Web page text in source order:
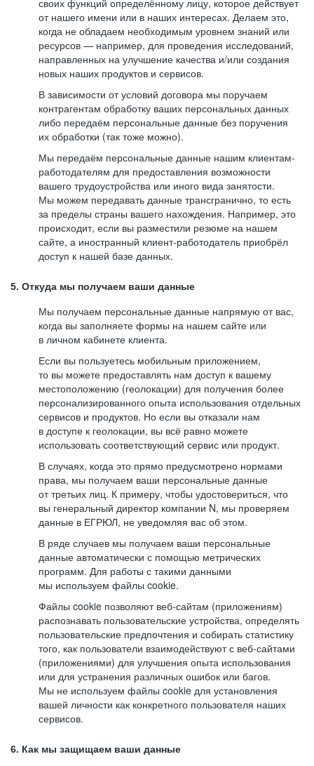
своих функций определённому лицу, которое действует
от нашего имени или в наших интересах. Делаем это,
когда не обладаем необходимым уровнем знаний или
ресурсов — например, для проведения исследований,
направленных на улучшение качества и/или создания
новых наших продуктов и сервисов.
В зависимости от условий договора мы поручаем
контрагентам обработку ваших персональных данных
либо передаём персональные данные без поручения
их обработки (так тоже можно).
Мы передаём персональные данные нашим клиентам-
работодателям для предоставления возможности
вашего трудоустройства или иного вида занятости.
Мы можем передавать данные трансгранично, то есть
за пределы страны вашего нахождения. Например, это
происходит, если вы разместили резюме на нашем
сайте, а иностранный клиент-работодатель приобрёл
доступ к нашей базе данных.
5. Откуда мы получаем ваши данные
Мы получаем персональные данные напрямую от вас,
когда вы заполняете формы на нашем сайте или
в личном кабинете клиента.
Если вы пользуетесь мобильным приложением,
то вы можете предоставлять нам доступ к вашему
местоположению (геолокации) для получения более
персонализированного опыта использования отдельных
сервисов и продуктов. Но если вы отказали нам
в доступе к геолокации, вы всё равно можете
использовать соответствующий сервис или продукт.
В случаях, когда это прямо предусмотрено нормами
права, мы получаем ваши персональные данные
от третьих лиц. К примеру, чтобы удостовериться, что
вы генеральный директор компании N, мы проверяем
данные в ЕГРЮЛ, не уведомляя вас об этом.
В ряде случаев мы получаем ваши персональные
данные автоматически с помощью метрических
программ. Для работы с такими данными
мы используем файлы cookie.
Файлы cookie позволяют веб-сайтам (приложениям)
распознавать пользовательские устройства, определять
пользовательские предпочтения и собирать статистику
того, как пользователи взаимодействуют с веб-сайтами
(приложениями) для улучшения опыта использования
или для устранения различных ошибок или багов.
Мы не используем файлы cookie для установления
вашей личности как конкретного пользователя наших
сервисов.
6. Как мы защищаем ваши данные